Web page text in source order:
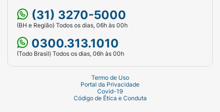
(31) 3270-5000
(BH e Região) Todos os dias, 06h às 00h
0300.313.1010
(Todo Brasil) Todos os dias, 06h às 00h
Termo de Uso
Portal da Privacidade
Covid-19
Código de Ética e Conduta